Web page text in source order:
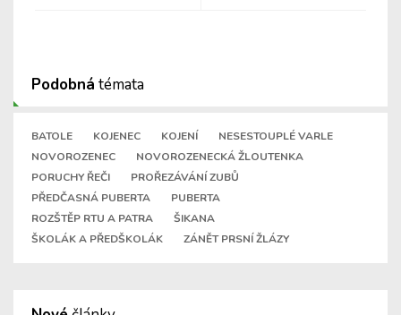
Podobná témata
BATOLE KOJENEC KOJENÍ
NESESTOUPLÉ VARLE
NOVOROZENEC
NOVOROZENECKÁ ŽLOUTENKA
PORUCHY ŘEČI
PROŘEZÁVÁNÍ ZUBŮ
PŘEDČASNÁ PUBERTA
PUBERTA
ROZŠTĚP RTU A PATRA
ŠIKANA
ŠKOLÁK A PŘEDŠKOLÁK
ZÁNĚT PRSNÍ ŽLÁZY